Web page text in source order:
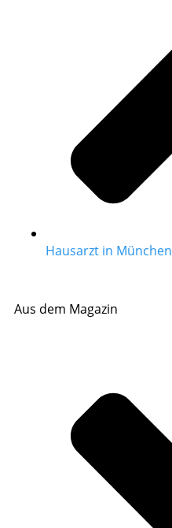
Hausarzt in München
Aus dem Magazin